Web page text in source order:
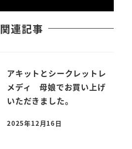
関連記事
アキットとシークレットレ
メディ 母娘でお買い上げ
いただきました。
投稿日
2025年12月16日